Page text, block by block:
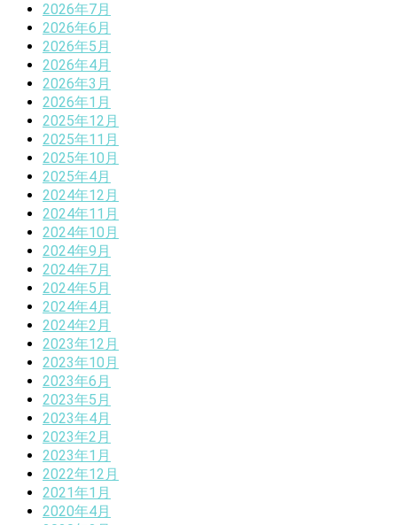
2026年7月
2026年6月
2026年5月
2026年4月
2026年3月
2026年1月
2025年12月
2025年11月
2025年10月
2025年4月
2024年12月
2024年11月
2024年10月
2024年9月
2024年7月
2024年5月
2024年4月
2024年2月
2023年12月
2023年10月
2023年6月
2023年5月
2023年4月
2023年2月
2023年1月
2022年12月
2021年1月
2020年4月